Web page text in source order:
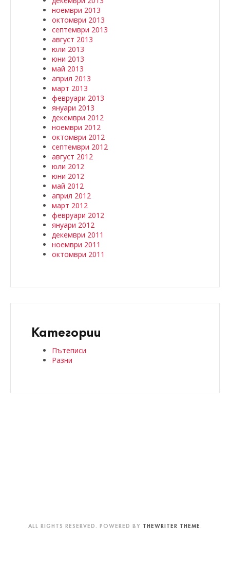
ноември 2013
октомври 2013
септември 2013
август 2013
юли 2013
юни 2013
май 2013
април 2013
март 2013
февруари 2013
януари 2013
декември 2012
ноември 2012
октомври 2012
септември 2012
август 2012
юли 2012
юни 2012
май 2012
април 2012
март 2012
февруари 2012
януари 2012
декември 2011
ноември 2011
октомври 2011
Категории
Пътеписи
Разни
ALL RIGHTS RESERVED. POWERED BY THEWRITER THEME